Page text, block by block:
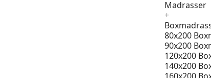
Madrasser
+
80x200
90x200
120x200
140x200